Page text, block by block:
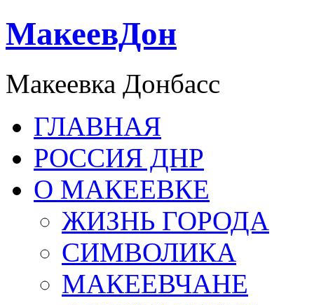
МакеевДон
Макеевка Донбасс
ГЛАВНАЯ
РОССИЯ ДНР
О МАКЕЕВКЕ
ЖИЗНЬ ГОРОДА
СИМВОЛИКА
МАКЕЕВЧАНЕ